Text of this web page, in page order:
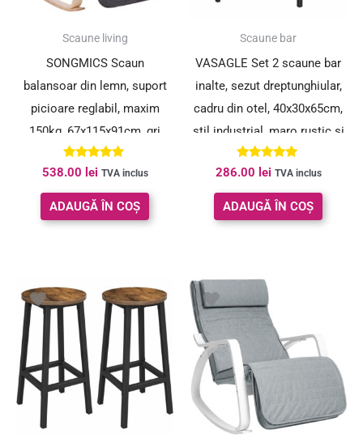
Scaune living
SONGMICS Scaun
balansoar din lemn, suport
picioare reglabil, maxim
150kg, 67x115x91cm, gri
inchis
Evaluat la
5.00
din 5
538.00 lei TVA inclus
ADAUGĂ ÎN COȘ
Scaune bar
VASAGLE Set 2 scaune bar
inalte, sezut dreptunghiular,
cadru din otel, 40x30x65cm,
stil industrial, maro rustic si
negru
Evaluat la
5.00
din 5
286.00 lei TVA inclus
ADAUGĂ ÎN COȘ